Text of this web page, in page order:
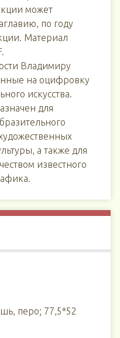
может
по году
Материал
Владимиру
на оцифровку
искусства.
для
а также для
известного
перо; 77,5*52